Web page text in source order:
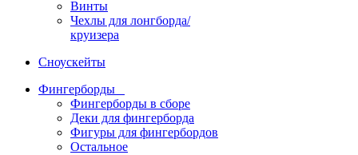
Винты
Чехлы для лонгборда/
круизера
Сноускейты
Фингерборды
Фингерборды в сборе
Деки для фингерборда
Фигуры для фингербордов
Остальное